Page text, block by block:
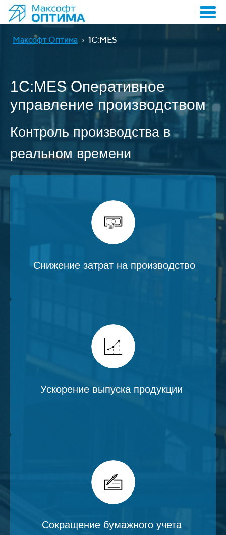
Максофт Оптима › 1С:MES
1С:MES Оперативное
управление производством
Контроль производства в
реальном времени
Снижение затрат на производство
Ускорение выпуска продукции
Сокращение бумажного учета